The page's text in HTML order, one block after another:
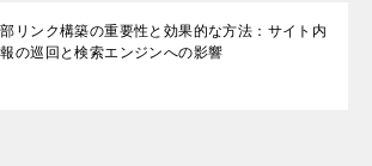
リンク構築の重要性と効果的な方法：サイト内
の巡回と検索エンジンへの影響